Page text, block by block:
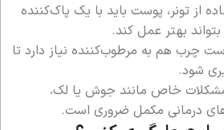
از تونر، پوست باید با یک پاک‌کننده
بهتر عمل کند.
چرب هم به مرطوب‌کننده نیاز دارد تا
شود.
خاص مانند جوش یا لک،
درمانی مکمل ضروری است.